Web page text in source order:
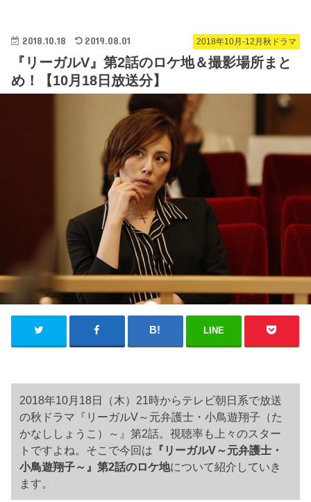
2018年10月-12月秋ドラマ
2018.10.18 2019.08.01
『リーガルV』第2話のロケ地＆撮影場所まと
め！【10月18日放送分】
LINE
2018年10月18日（木）21時からテレビ朝日系で放送
の秋ドラマ『リーガルV～元弁護士・小鳥遊翔子（た
かなししょうこ）～』第2話。視聴率も上々のスター
トですよね。そこで今回は 『リーガルV～元弁護士・
小鳥遊翔子～』第2話のロケ地について紹介していき
ます。